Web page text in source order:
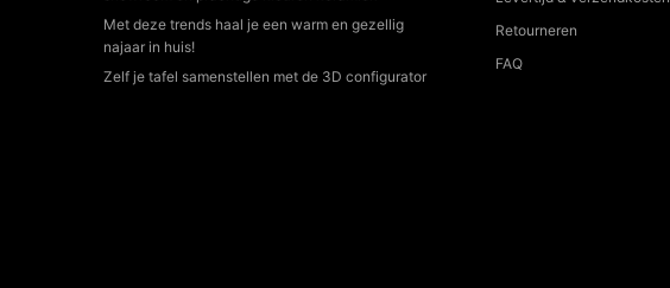
Met deze trends haal je een warm en gezellig
najaar in huis!
Zelf je tafel samenstellen met de 3D configurator
Retourneren
FAQ